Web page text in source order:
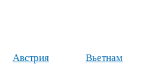
Австрия Вьетнам